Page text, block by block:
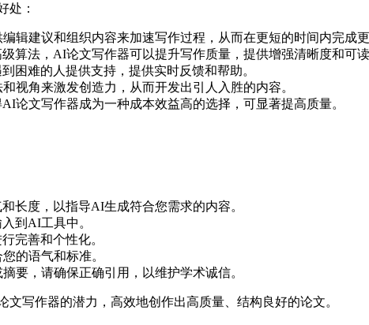
处：
建议和组织内容来加速写作过程，从而在更短的时间内完成更
算法，AI论文写作器可以提升写作质量，提供增强清晰度和可读
困难的人提供支持，提供实时反馈和帮助。
视角来激发创造力，从而开发出引人入胜的内容。
文写作器成为一种成本效益高的选择，可显著提高质量。
长度，以指导AI生成符合您需求的内容。
到AI工具中。
完善和个性化。
的语气和标准。
要，请确保正确引用，以维护学术诚信。
写作器的潜力，高效地创作出高质量、结构良好的论文。